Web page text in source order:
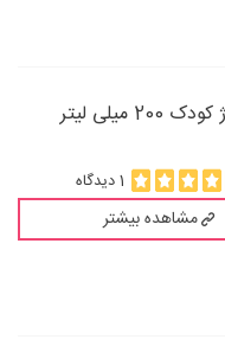
روغن ماساژ کودک 200 میلی لیتر
1 دیدگاه
مشاهده بیشتر